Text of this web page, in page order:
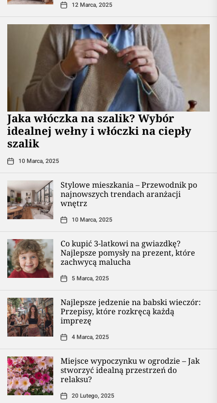
12 Marca, 2025
Jaka włóczka na szalik? Wybór
idealnej wełny i włóczki na ciepły
szalik
10 Marca, 2025
Stylowe mieszkania – Przewodnik po
najnowszych trendach aranżacji
wnętrz
10 Marca, 2025
Co kupić 3-latkowi na gwiazdkę?
Najlepsze pomysły na prezent, które
zachwycą malucha
5 Marca, 2025
Najlepsze jedzenie na babski wieczór:
Przepisy, które rozkręcą każdą
imprezę
4 Marca, 2025
Miejsce wypoczynku w ogrodzie – Jak
stworzyć idealną przestrzeń do
relaksu?
20 Lutego, 2025